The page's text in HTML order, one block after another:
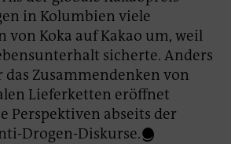
in Kolumbien viele
von Koka auf Kakao um, weil
sicherte. Anders
Zusammendenken von
Lieferketten eröffnet
Perspektiven abseits der
Drogen-Diskurse.